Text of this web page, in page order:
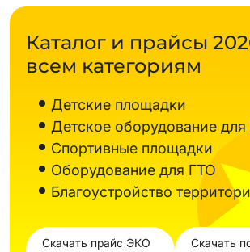
Каталог и прайсы
всем категориям
Детские площадки
Детское оборудование
Спортивные площадки
Оборудование для ГТО
Благоустройство
Скачать прайс ЭКО
Скачать